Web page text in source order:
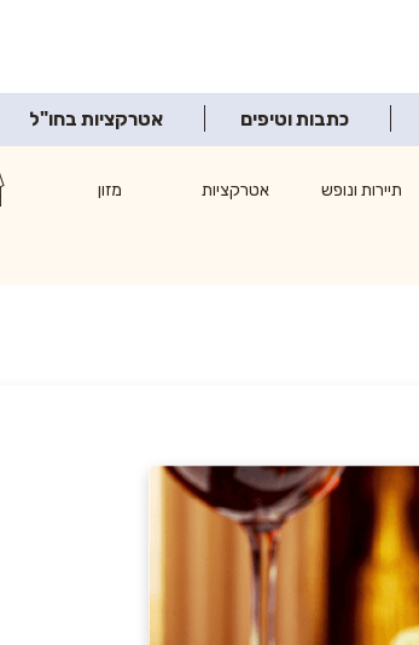
כתבות וטיפים אטרקציות בחו"ל
תיירות ונופש אטרקציות
מזון